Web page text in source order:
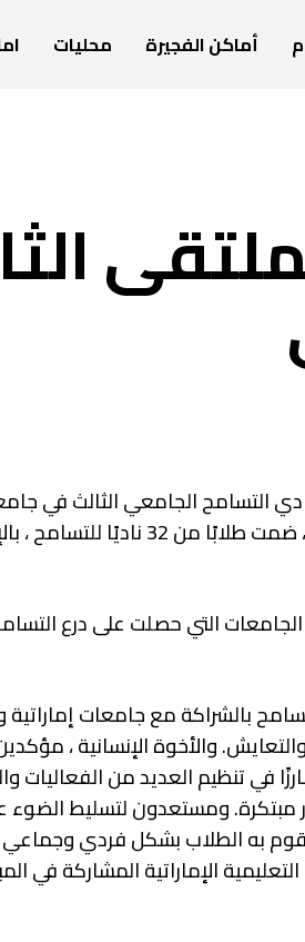
أماكن الفجيرة محليات
التسامح الجامعي الثالث في
ويلينجتون بدبي بحضور رؤساء ومديري الاتحاد. أكثر من 20 جامعة إماراتية
التي حصلت على درع
بالشراكة مع جامعات إماراتية
والأخوة الإنسانية ،
في تنظيم العديد من الفعاليات
مبتكرة. ومستعدون لتسليط
به الطلاب بشكل فردي
الإماراتية المشاركة في